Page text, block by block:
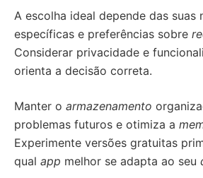
A escolha ideal depende das suas
específicas e preferências sobre
Considerar privacidade e
orienta a decisão correta.
Manter o armazenamento
problemas futuros e otimiza a
Experimente versões gratuitas
qual app melhor se adapta ao seu